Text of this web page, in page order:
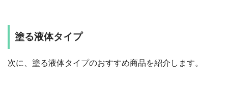
塗る液体タイプ
次に、塗る液体タイプのおすすめ商品を紹介します。